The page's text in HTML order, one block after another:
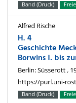
Band (Druck)
Alfred Rische
H. 4
Geschichte
Borwins I. bis
Berlin: Süsserott ,
https://purl.uni-
Band (Druck)